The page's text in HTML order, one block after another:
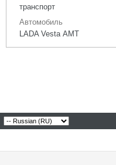
транспорт
Автомобиль
LADA Vesta АМТ